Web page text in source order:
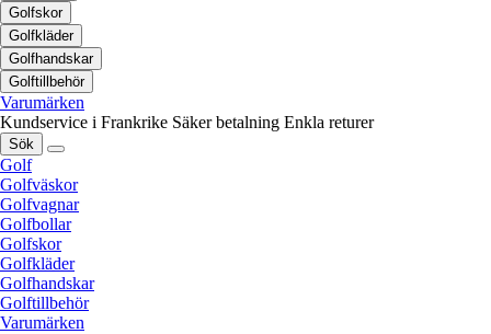
Golfskor
Golfkläder
Golfhandskar
Golftillbehör
Varumärken
Kundservice i Frankrike Säker betalning Enkla returer
Sök
Golf
Golfväskor
Golfvagnar
Golfbollar
Golfskor
Golfkläder
Golfhandskar
Golftillbehör
Varumärken